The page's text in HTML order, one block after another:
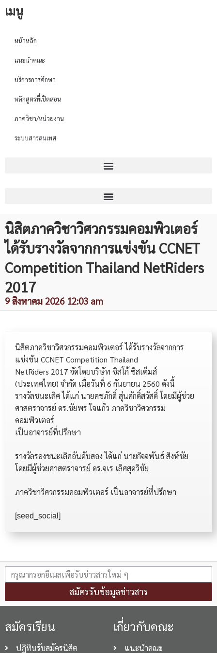
เมนู
หน้าหลัก
แนะนำคณะ
บริการการศึกษา
หลักสูตรที่เปิดสอน
ภาควิชา/หน่วยงาน
ระบบสารสนเทศ
นิสิตภาควิชาวิศวกรรมคอมพิวเตอร์
ได้รับรางวัลจากการแข่งขัน CCNET
Competition Thailand NetRiders
2017
9 สิงหาคม 2026 12:03 am
นิสิตภาควิชาวิศวกรรมคอมพิวเตอร์ ได้รับรางวัลจากการ
แข่งขัน CCNET Competition Thailand
NetRiders 2017 จัดโดยบริษัท ซิสโก้ ซีสเต็มส์
(ประเทศไทย) จำกัด เมื่อวันที่ 6 กันยายน 2560 ดังนี้
รางวัลชนะเลิศ ได้แก่ นายคชภักดิ์ สุ่นศักดิ์สวัสดิ์ โดยมีผู้ช่วย
ศาสตราจารย์ ดร.ชัยพร ใจแก้ว ภาควิชาวิศวกรรม
คอมพิวเตอร์
เป็นอาจารย์ที่ปรึกษา
รางวัลรองชนะเลิศอันดับสอง ได้แก่ นายกิจจพันธ์ สิงห์ชัย
โดยมีผู้ช่วยศาสตราจารย์ ดร.จเร เลิศสุดวิชัย
ภาควิชาวิศวกรรมคอมพิวเตอร์ เป็นอาจารย์ที่ปรึกษา
[seed_social]
สมัครรับข้อมูลข่าวสาร
สมัครเรียน
ปฏิทินรับสมัครนิสิต
เกี่ยวกับคณะ
แนะนำคณะ